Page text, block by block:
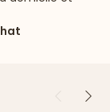
Précédent